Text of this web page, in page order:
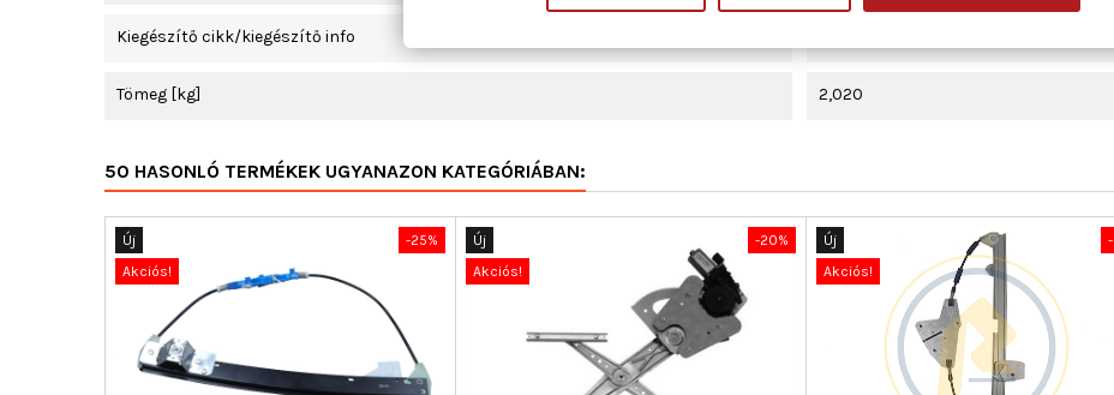
Kiegészítő cikk/kiegészítő info
Tömeg [kg] 2,020
50 HASONLÓ TERMÉKEK UGYANAZON KATEGÓRIÁBAN:
-25%
Új
Akciós!
-20%
Új
Akciós!
Új
Akciós!